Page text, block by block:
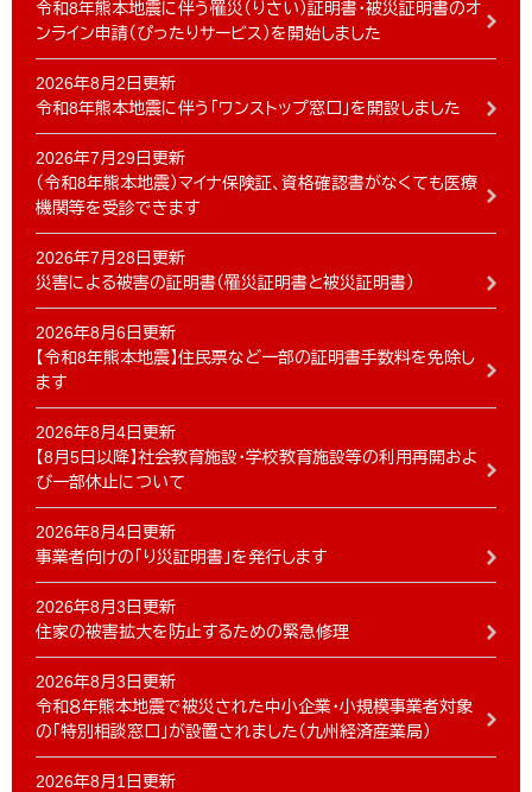
令和8年熊本地震に伴う罹災（りさい）証明書・被災証明書のオ
ンライン申請（ぴったりサービス）を開始しました
2026年8月2日更新
令和8年熊本地震に伴う「ワンストップ窓口」を開設しました
2026年7月29日更新
（令和8年熊本地震）マイナ保険証、資格確認書がなくても医療
機関等を受診できます
2026年7月28日更新
災害による被害の証明書（罹災証明書と被災証明書）
2026年8月6日更新
【令和8年熊本地震】住民票など一部の証明書手数料を免除し
ます
2026年8月4日更新
【8月5日以降】社会教育施設・学校教育施設等の利用再開およ
び一部休止について
2026年8月4日更新
事業者向けの「り災証明書」を発行します
2026年8月3日更新
住家の被害拡大を防止するための緊急修理
2026年8月3日更新
令和８年熊本地震で被災された中小企業・小規模事業者対象
の「特別相談窓口」が設置されました（九州経済産業局）
2026年8月1日更新